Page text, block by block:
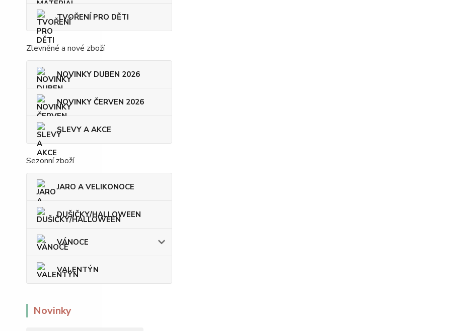
TVOŘENÍ PRO DĚTI
Zlevněné a nové zboží
NOVINKY DUBEN 2026
NOVINKY ČERVEN 2026
SLEVY A AKCE
Sezonní zboží
JARO A VELIKONOCE
DUŠIČKY/HALLOWEEN
VÁNOCE
VALENTÝN
Novinky